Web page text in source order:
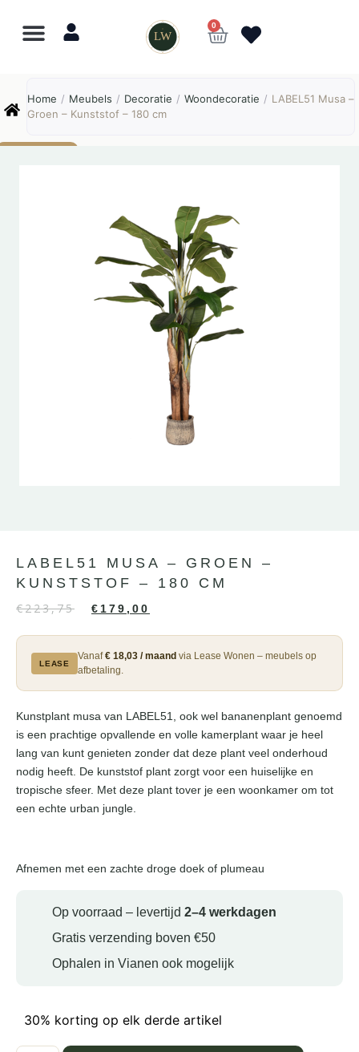
LW
0
Home / Meubels / Decoratie / Woondecoratie / LABEL51 Musa –
Groen – Kunststof – 180 cm
LABEL51 MUSA – GROEN –
KUNSTSTOF – 180 CM
€223,75 € 179,00
LEASE
Vanaf€ 18,03 / maand via Lease Wonen – meubels op
afbetaling.
Kunstplant musa van LABEL51, ook wel bananenplant genoemd
is een prachtige opvallende en volle kamerplant waar je heel
lang van kunt genieten zonder dat deze plant veel onderhoud
nodig heeft. De kunststof plant zorgt voor een huiselijke en
tropische sfeer. Met deze plant tover je een woonkamer om tot
een echte urban jungle.
Afnemen met een zachte droge doek of plumeau
Op voorraad – levertijd 2–4 werkdagen
Gratis verzending boven €50
Ophalen in Vianen ook mogelijk
30% korting op elk derde artikel
Online
⎯ ✕